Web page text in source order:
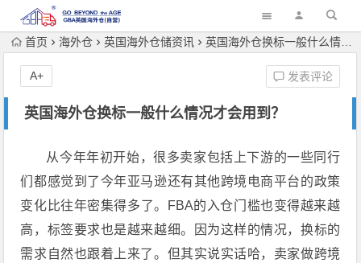
首页 海外仓 英国海外仓储资讯 英国海外仓换标一般什么情况才会用到？
英国海外仓换标一般什么情况才会用到？
发表评论
A+
从今年年初开始，很多卖家包括上下游的一些同行
们都感觉到了今年亚马逊还有其他跨境电商平台的政策
变化比往年密集得多了。FBA的入仓门槛也变得越来越
高，标签要求也是越来越细。因为这样的情况，换标的
需求自然也跟着上来了。但其实说实话哈，卖家做跨境